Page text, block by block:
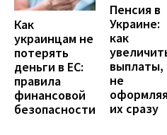
Как
украинцам не
потерять
деньги в ЕС:
правила
финансовой
безопасности
Пенсия в
Украине:
как
выплаты,
не
их сразу